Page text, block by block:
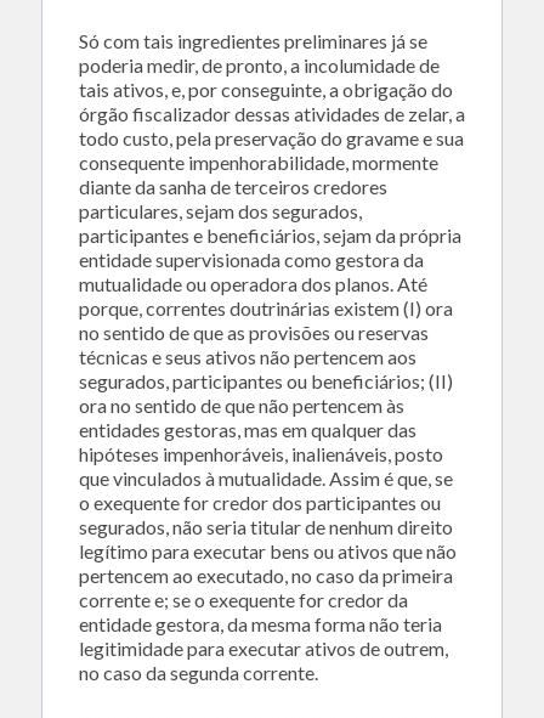
Só com tais ingredientes preliminares já se
poderia medir, de pronto, a incolumidade de
tais ativos, e, por conseguinte, a obrigação do
órgão fiscalizador dessas atividades de zelar, a
todo custo, pela preservação do gravame e sua
consequente impenhorabilidade, mormente
diante da sanha de terceiros credores
particulares, sejam dos segurados,
participantes e beneficiários, sejam da própria
entidade supervisionada como gestora da
mutualidade ou operadora dos planos. Até
porque, correntes doutrinárias existem (I) ora
no sentido de que as provisões ou reservas
técnicas e seus ativos não pertencem aos
segurados, participantes ou beneficiários; (II)
ora no sentido de que não pertencem às
entidades gestoras, mas em qualquer das
hipóteses impenhoráveis, inalienáveis, posto
que vinculados à mutualidade. Assim é que, se
o exequente for credor dos participantes ou
segurados, não seria titular de nenhum direito
legítimo para executar bens ou ativos que não
pertencem ao executado, no caso da primeira
corrente e; se o exequente for credor da
entidade gestora, da mesma forma não teria
legitimidade para executar ativos de outrem,
no caso da segunda corrente.